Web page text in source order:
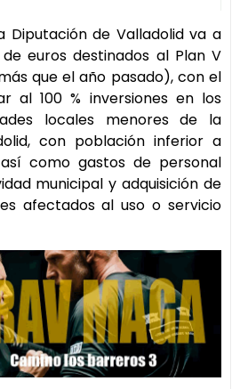
Diputación de Valladolid va a
euros destinados al Plan V
que el año pasado), con el
al 100 % inversiones en los
locales menores de la
con población inferior a
como gastos de personal
municipal y adquisición de
afectados al uso o servicio